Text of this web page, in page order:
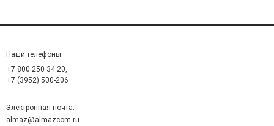
Наши телефоны:
+7 800 250 34 20,
+7 (3952) 500-206
Электронная почта:
almaz@almazcom.ru